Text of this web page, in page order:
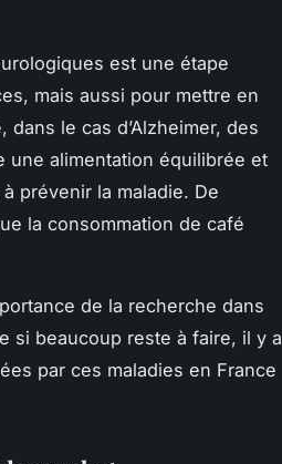
est une étape
mais aussi pour mettre en
le cas d’Alzheimer, des
une alimentation équilibrée et
prévenir la maladie. De
la consommation de café
de la recherche dans
si beaucoup reste à faire, il y a
par ces maladies en France